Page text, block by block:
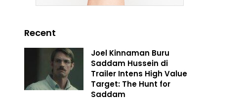
Recent
Joel Kinnaman Buru
Saddam Hussein di
Trailer Intens High Value
Target: The Hunt for
Saddam